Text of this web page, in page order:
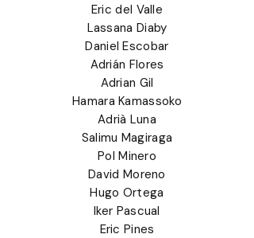
Eric del Valle
Lassana Diaby
Daniel Escobar
Adrián Flores
Adrian Gil
Hamara Kamassoko
Adrià Luna
Salimu Magiraga
Pol Minero
David Moreno
Hugo Ortega
Iker Pascual
Eric Pines